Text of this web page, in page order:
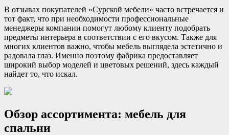
В отзывах покупателей «Сурской мебели» часто встречается и
тот факт, что при необходимости профессиональные
менеджеры компании помогут любому клиенту подобрать
предметы интерьера в соответствии с его вкусом. Также для
многих клиентов важно, чтобы мебель выглядела эстетично и
радовала глаз. Именно поэтому фабрика предоставляет
широкий выбор моделей и цветовых решений, здесь каждый
найдет то, что искал.
Обзор ассортимента: мебель для
спальни